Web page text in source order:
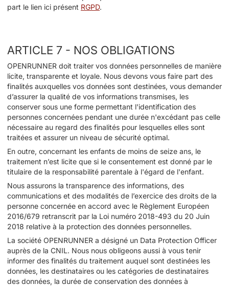
part le lien ici présent RGPD.
ARTICLE 7 - NOS OBLIGATIONS
OPENRUNNER doit traiter vos données personnelles de manière
licite, transparente et loyale. Nous devons vous faire part des
finalités auxquelles vos données sont destinées, vous demander
d’assurer la qualité de vos informations transmises, les
conserver sous une forme permettant l'identification des
personnes concernées pendant une durée n'excédant pas celle
nécessaire au regard des finalités pour lesquelles elles sont
traitées et assurer un niveau de sécurité optimal.
En outre, concernant les enfants de moins de seize ans, le
traitement n’est licite que si le consentement est donné par le
titulaire de la responsabilité parentale à l'égard de l'enfant.
Nous assurons la transparence des informations, des
communications et des modalités de l’exercice des droits de la
personne concernée en accord avec le Règlement Européen
2016/679 retranscrit par la Loi numéro 2018-493 du 20 Juin
2018 relative à la protection des données personnelles.
La société OPENRUNNER a désigné un Data Protection Officer
auprès de la CNIL. Nous nous obligeons aussi à vous tenir
informer des finalités du traitement auquel sont destinées les
données, les destinataires ou les catégories de destinataires
des données, la durée de conservation des données à